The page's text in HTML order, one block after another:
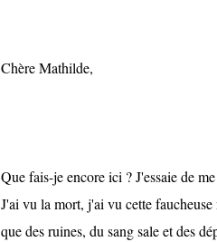
Chère Mathilde,
Que fais-je encore ici ? J'essaie de
J'ai vu la mort, j'ai vu cette
que des ruines, du sang sale et des